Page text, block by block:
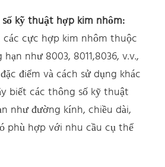
kỹ thuật hợp kim nhôm:
các cực hợp kim nhôm thuộc
như 8003, 8011,8036, v.v.,
điểm và cách sử dụng khác
biết các thông số kỹ thuật
như đường kính, chiều dài,
phù hợp với nhu cầu cụ thể